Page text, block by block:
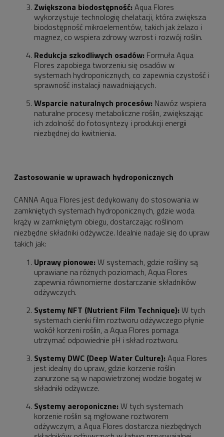
Zwiększona biodostępność: Aqua Flores
wykorzystuje technologię chelatacji, która zwiększa
biodostępność mikroelementów, takich jak żelazo i
magnez, co wspiera zdrowy wzrost i rozwój roślin.
Redukcja szkodliwych osadów: Formuła Aqua
Flores zapobiega tworzeniu się osadów w
systemach hydroponicznych, co zapewnia czystość i
sprawność instalacji nawadniających.
Wsparcie naturalnych procesów: Nawóz wspiera
naturalne procesy metaboliczne roślin, zwiększając
ich zdolność do fotosyntezy i produkcji energii
niezbędnej do kwitnienia.
Zastosowanie w uprawach hydroponicznych
CANNA Aqua Flores jest dedykowany do stosowania w
zamkniętych systemach hydroponicznych, gdzie woda
krąży w zamkniętym obiegu, dostarczając roślinom
niezbędne składniki odżywcze. Idealnie nadaje się do upraw
takich jak:
Uprawy pionowe: W systemach, gdzie rośliny są
uprawiane na różnych poziomach, Aqua Flores
zapewnia równomierne dostarczanie składników
odżywczych.
Systemy NFT (Nutrient Film Technique): W tych
systemach cienki film roztworu odżywczego płynie
wokół korzeni roślin, a Aqua Flores pomaga
utrzymać odpowiednie pH i skład roztworu.
Systemy DWC (Deep Water Culture): Aqua Flores
jest idealny do upraw, gdzie korzenie roślin
zanurzone są w napowietrzonej wodzie bogatej w
składniki odżywcze.
Systemy aeroponiczne: W tych systemach
korzenie roślin są mgłowane roztworem
odżywczym, a Aqua Flores dostarcza niezbędnych